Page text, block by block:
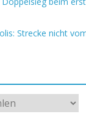
Strecke nicht